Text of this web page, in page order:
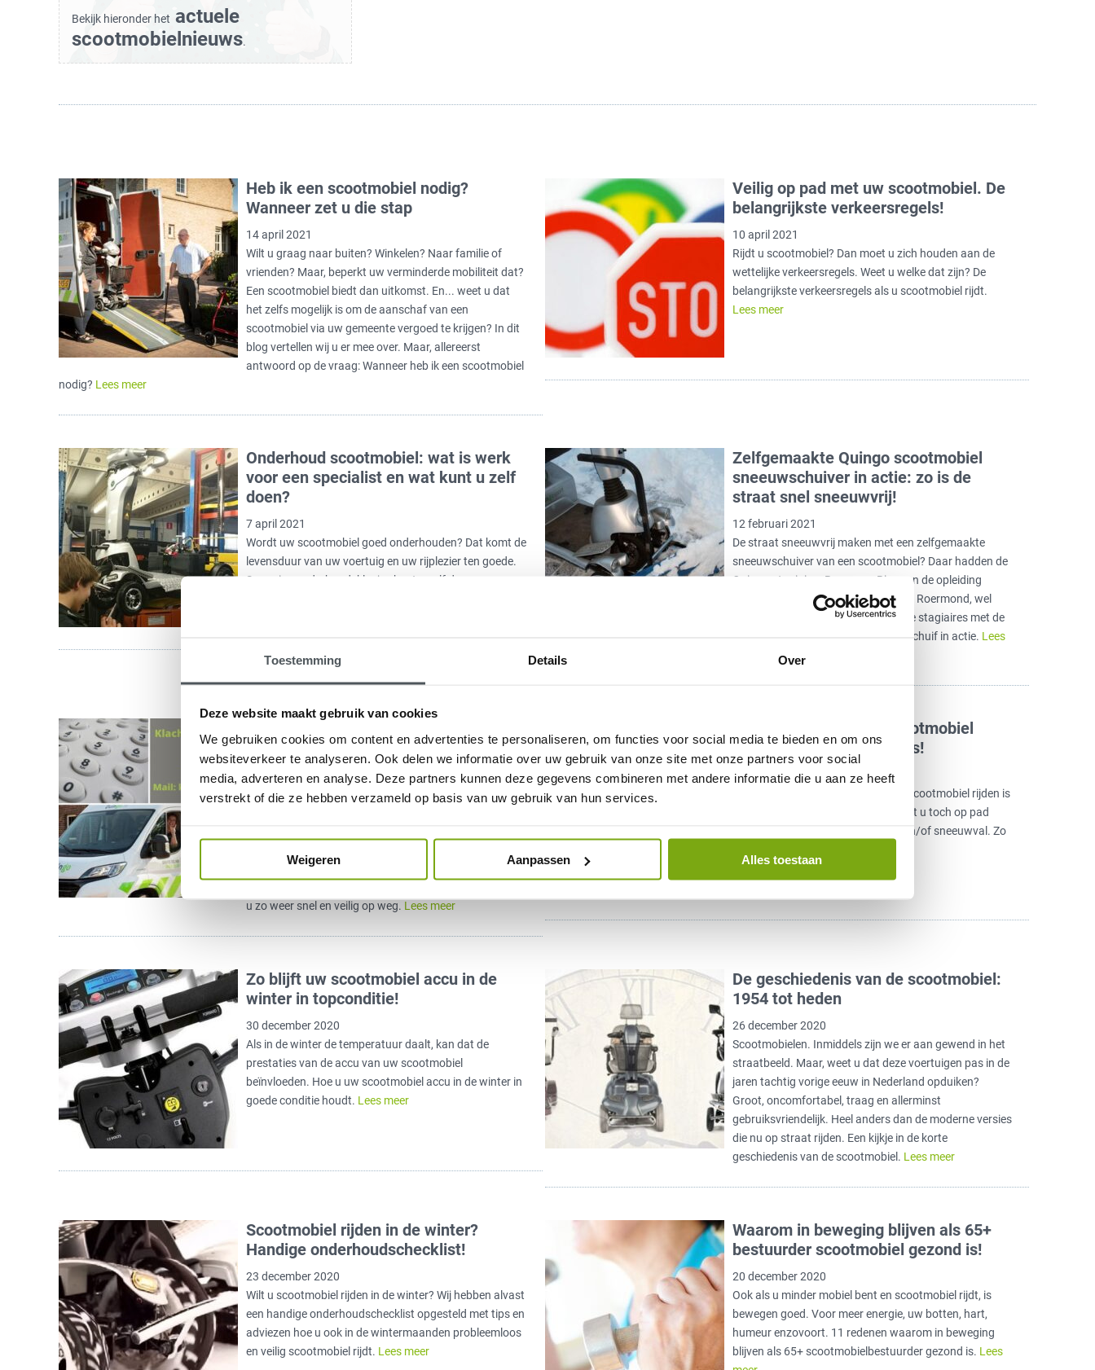
Toestemming Details Over
Deze website maakt gebruik van cookies
We gebruiken cookies om content en advertenties te personaliseren, om functies voor social media te bieden en om ons
websiteverkeer te analyseren. Ook delen we informatie over uw gebruik van onze site met onze partners voor social
media, adverteren en analyse. Deze partners kunnen deze gegevens combineren met andere informatie die u aan ze heeft
verstrekt of die ze hebben verzameld op basis van uw gebruik van hun services.
Weigeren Aanpassen Alles toestaan
Bekijk hieronder het actuele
scootmobielnieuws.
Heb ik een scootmobiel nodig?
Wanneer zet u die stap
14 april 2021
Wilt u graag naar buiten? Winkelen? Naar familie of
vrienden? Maar, beperkt uw verminderde mobiliteit dat?
Een scootmobiel biedt dan uitkomst. En... weet u dat
het zelfs mogelijk is om de aanschaf van een
scootmobiel via uw gemeente vergoed te krijgen? In dit
blog vertellen wij u er mee over. Maar, allereerst
antwoord op de vraag: Wanneer heb ik een scootmobiel
nodig? Lees meer
Veilig op pad met uw scootmobiel. De
belangrijkste verkeersregels!
10 april 2021
Rijdt u scootmobiel? Dan moet u zich houden aan de
wettelijke verkeersregels. Weet u welke dat zijn? De
belangrijkste verkeersregels als u scootmobiel rijdt.
Lees meer
Onderhoud scootmobiel: wat is werk
voor een specialist en wat kunt u zelf
doen?
7 april 2021
Wordt uw scootmobiel goed onderhouden? Dat komt de
levensduur van uw voertuig en uw rijplezier ten goede.
Sommige onderhoudsklusjes kunt u zelf doen, maar
Zelfgemaakte Quingo scootmobiel
sneeuwschuiver in actie: zo is de
straat snel sneeuwvrij!
12 februari 2021
De straat sneeuwvrij maken met een zelfgemaakte
sneeuwschuiver van een scootmobiel? Daar hadden de
Quingo-stagiaires Remco en Ries van de opleiding
Zorgtechniek bij Gilde Opleidingen te Roermond, wel
oren naar. Bekijk het filmpje en zie de stagiaires met de
zelfgemaakte scootmobiel sneeuwschuif in actie. Lees
meer
wij u weer snel op weg!
9 februari 2021
Is er met uw Quingo scootmobiel een probleem? En
wanneer u dat wenst. Daarom meer over onze
u zo weer snel en veilig op weg. Lees meer
Waterproof en warm scootmobiel
rijden in de winter: 11 tips!
3 januari 2021
Winters weer is onvoorspelbaar en scootmobiel rijden is
dan niet altijd een pretje. Wilt of moet u toch op pad
tijdens winterse vorst, regenbuien en/of sneeuwval. Zo
Zo blijft uw scootmobiel accu in de
winter in topconditie!
30 december 2020
Als in de winter de temperatuur daalt, kan dat de
prestaties van de accu van uw scootmobiel
beïnvloeden. Hoe u uw scootmobiel accu in de winter in
goede conditie houdt. Lees meer
De geschiedenis van de scootmobiel:
1954 tot heden
26 december 2020
Scootmobielen. Inmiddels zijn we er aan gewend in het
straatbeeld. Maar, weet u dat deze voertuigen pas in de
jaren tachtig vorige eeuw in Nederland opduiken?
Groot, oncomfortabel, traag en allerminst
gebruiksvriendelijk. Heel anders dan de moderne versies
die nu op straat rijden. Een kijkje in de korte
geschiedenis van de scootmobiel. Lees meer
Scootmobiel rijden in de winter?
Handige onderhoudschecklist!
23 december 2020
Wilt u scootmobiel rijden in de winter? Wij hebben alvast
een handige onderhoudschecklist opgesteld met tips en
adviezen hoe u ook in de wintermaanden probleemloos
en veilig scootmobiel rijdt. Lees meer
Waarom in beweging blijven als 65+
bestuurder scootmobiel gezond is!
20 december 2020
Ook als u minder mobiel bent en scootmobiel rijdt, is
bewegen goed. Voor meer energie, uw botten, hart,
humeur enzovoort. 11 redenen waarom in beweging
blijven als 65+ scootmobielbestuurder gezond is. Lees